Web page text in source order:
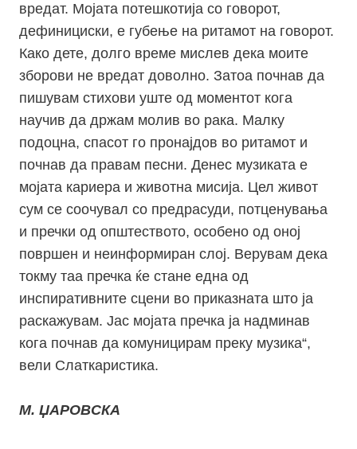
вредат. Мојата потешкотија со говорот,
дефинициски, е губење на ритамот на говорот.
Како дете, долго време мислев дека моите
зборови не вредат доволно. Затоа почнав да
пишувам стихови уште од моментот кога
научив да држам молив во рака. Малку
подоцна, спасот го пронајдов во ритамот и
почнав да правам песни. Денес музиката е
мојата кариера и животна мисија. Цел живот
сум се соочувал со предрасуди, потценувања
и пречки од општеството, особено од оној
површен и неинформиран слој. Верувам дека
токму таа пречка ќе стане една од
инспиративните сцени во приказната што ја
раскажувам. Јас мојата пречка ја надминав
кога почнав да комуницирам преку музика“,
вели Слаткаристика.
М. ЏАРОВСКА